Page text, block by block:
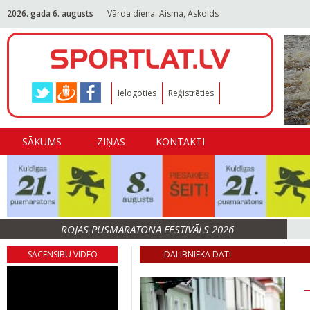
2026. gada 6. augusts Vārda diena: Aisma, Askolds
Ielogoties Reģistrēties
SĀKUMS ZIŅAS KONTAKTI
ROJAS PUSMARATONA FESTIVĀLS 2026
SACENSĪBU VIDEO DALĪBNIEKA DATI